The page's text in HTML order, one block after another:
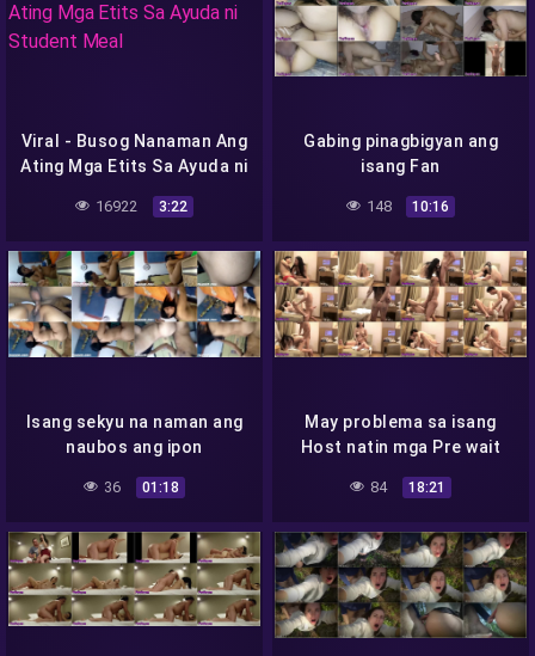
Viral - Busog Nanaman Ang
Ating Mga Etits Sa Ayuda ni
16922 3:22
Gabing pinagbigyan ang
isang Fan
148 10:16
Isang sekyu na naman ang
naubos ang ipon
36 01:18
May problema sa isang
Host natin mga Pre wait
84 18:21